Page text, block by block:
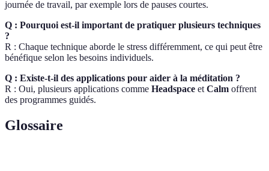
journée de travail, par exemple lors de pauses courtes.
Q : Pourquoi est-il important de pratiquer plusieurs techniques
?
R : Chaque technique aborde le stress différemment, ce qui peut être
bénéfique selon les besoins individuels.
Q : Existe-t-il des applications pour aider à la méditation ?
R : Oui, plusieurs applications comme Headspace et Calm offrent
des programmes guidés.
Glossaire